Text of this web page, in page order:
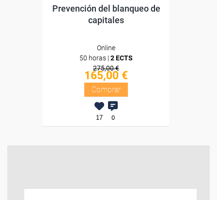
Prevención del blanqueo de
capitales
Online
50 horas | 2 ECTS
275,00 €
165,00 €
Comprar
17 0